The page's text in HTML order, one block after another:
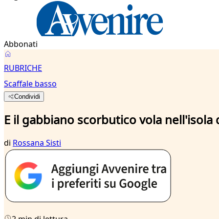
Abbonati
RUBRICHE
Scaffale basso
Condividi
E il gabbiano scorbutico vola nell'isola
di Rossana Sisti